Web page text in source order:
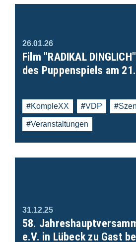
26.01.26
Film "RADIKAL
des Puppenspiels am
KompleXX VDP
Veranstaltungen
31.12.25
58.
e.V. in Lübeck zu Gast